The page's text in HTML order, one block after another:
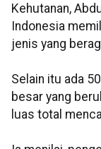
Kehutanan,
Indonesia
jenis yang
Selain itu ada
besar yang
luas total